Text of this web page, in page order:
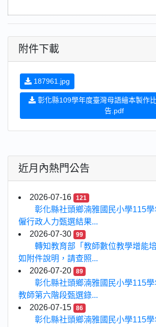
附件下載
187961.jpg
彰化縣109學年度臺灣母語繪本製作
告.pdf
近月內熱門公告
2026-07-16 121
彰化縣社頭鄉湳雅國民小學115學
僱行政人力甄選結果...
2026-07-30
99
轉知教育部「教師數位教學增能
如附件說明，請查照...
2026-07-20
89
彰化縣社頭鄉湳雅國民小學115
教師第六階段甄選錄...
2026-07-15
86
彰化縣社頭鄉湳雅國民小學115